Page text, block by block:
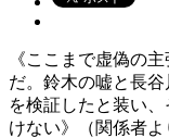
《ここまで虚偽の
だ。鈴木の嘘と長
を検証したと装い
けない》（関係者よ